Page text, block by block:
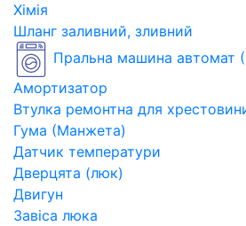
Хімія
Шланг заливний, зливний
Пральна машина автомат
Амортизатор
Втулка ремонтна для
Гума (Манжета)
Датчик температури
Дверцята (люк)
Двигун
Завіса люка